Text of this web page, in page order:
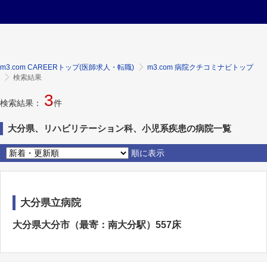
m3.com CAREERトップ(医師求人・転職)
m3.com 病院クチコミナビトップ
検索結果
検索結果： 3件
大分県、リハビリテーション科、小児系疾患の病院一覧
順に表示
大分県立病院
大分県大分市（最寄：南大分駅）557床